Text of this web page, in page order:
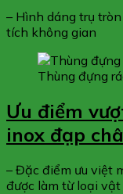
– Hình dáng trụ
tích không gian
Thùng đựng
Ưu điểm
inox đạp
– Đặc điểm ưu việt
được làm từ loại